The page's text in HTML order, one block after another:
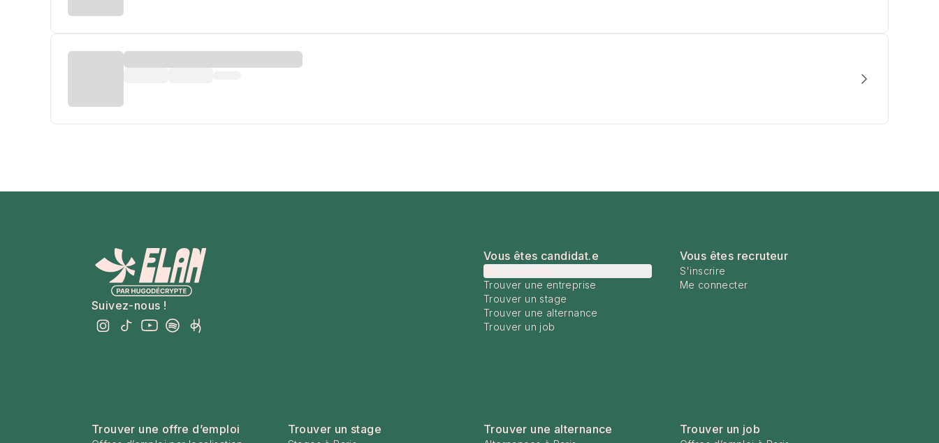
Suivez-nous !
Vous êtes candidat.e
Trouver une entreprise
Trouver un stage
Trouver une alternance
Trouver un job
Vous êtes recruteur
S'inscrire
Me connecter
Trouver une offre d’emploi Trouver un stage Trouver une alternance Trouver un job